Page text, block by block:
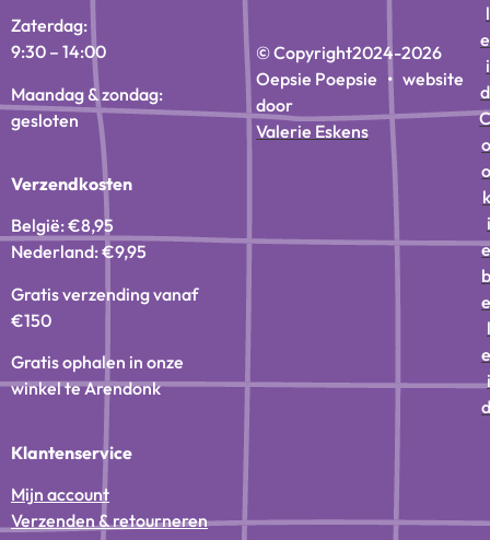
Zaterdag:
9:30 – 14:00
Maandag & zondag:
gesloten
Verzendkosten
België: €8,95
Nederland: €9,95
Gratis verzending vanaf
€150
Gratis ophalen in onze
winkel te Arendonk
Klantenservice
Mijn account
Verzenden & retourneren
© Copyright2024-2026
Oepsie Poepsie • website
door
Valerie Eskens
l
e
i
d
C
o
o
k
i
e
b
e
l
e
i
d